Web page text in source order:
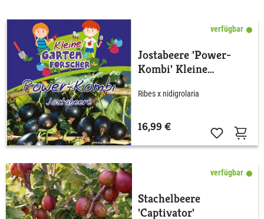
verfügbar
Jostabeere 'Power-
Kombi' Kleine
Ribes x nidigrolaria
16,99 €
verfügbar
Stachelbeere
'Captivator'